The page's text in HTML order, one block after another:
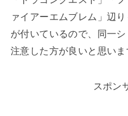
ァイアーエムブレム」辺
が付いているので、同一
注意した方が良いと思いま
スポン